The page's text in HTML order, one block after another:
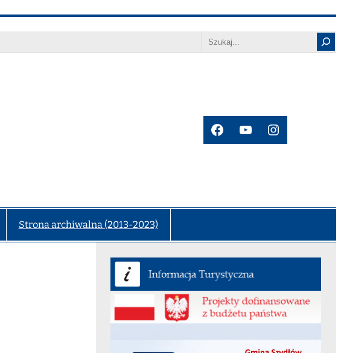
Search
Facebook
YouTubeInstagram
Strona archiwalna (2013-2023)